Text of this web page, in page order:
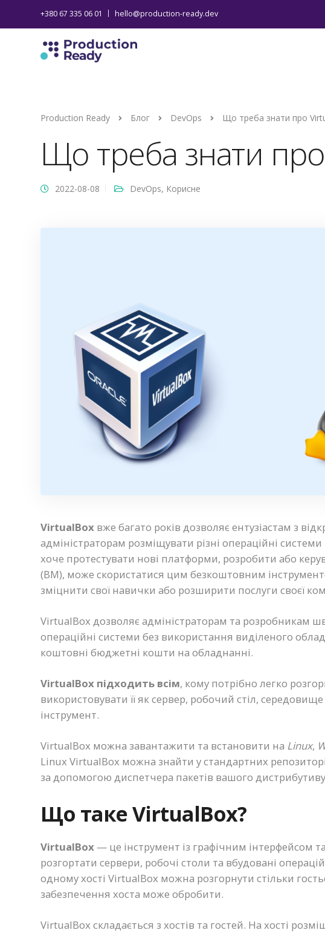
+380 67 335 06 01 hello@production-ready.dev
Production Ready Блог DevOps Що треба знати про
Що треба знати
2022-08-08 DevOps, Корисне
VirtualBox вже багато років дозволяє ентузіастам з
адміністраторам розміщувати різні операційні
хоче протестувати нові платформи, розробити або
(ВМ), може скористатися цим безкоштовним
зміцнити свої навички або розширити послуги своєї
VirtualBox дозволяє адміністраторам та розробникам
операційні системи без використання виділеного
коштовні бюджетні кошти на обладнанні.
VirtualBox підходить всім, кому потрібно легко
використовувати її як сервер, робочий стіл,
інструмент.
VirtualBox можна завантажити та встановити на Linux,
Linux VirtualBox можна знайти у стандартних
за допомогою диспетчера пакетів вашого
Що таке VirtualBox?
VirtualBox — це інструмент із графічним інтерфейсом
розгортати сервери, робочі столи та вбудовані
одному хості VirtualBox можна розгорнути стільки
забезпечення хоста може обробити.
VirtualBox складається з хостів та гостей. На хості